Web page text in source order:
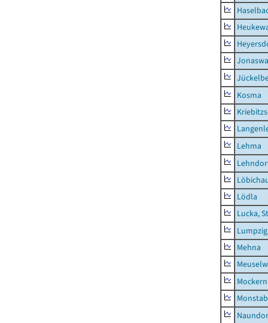
Kosma
Lehma
Lödla
Lucka,
Lumpzig
Mehna
Mockern
Monstab